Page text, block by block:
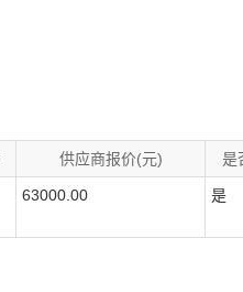
供应商报价(元) 是
63000.00 是